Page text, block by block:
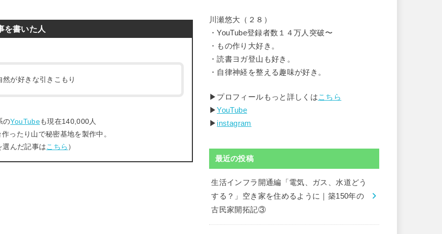
を書いた人
が好きな引きこもり
のYouTubeも現在140,000人
ったり山で秘密基地を製作中。
選んだ記事はこちら ）
川瀬悠大（２８）
・YouTube登録者数１４万人突破〜
・もの作り大好き。
・読書ヨガ登山も好き。
・自律神経を整える趣味が好き。
▶︎プロフィールもっと詳しくはこちら
▶︎YouTube
▶︎ instagram
最近の投稿
生活インフラ開通編「電気、ガス、水道どう
する？」空き家を住めるように｜築150年の
古民家開拓記③